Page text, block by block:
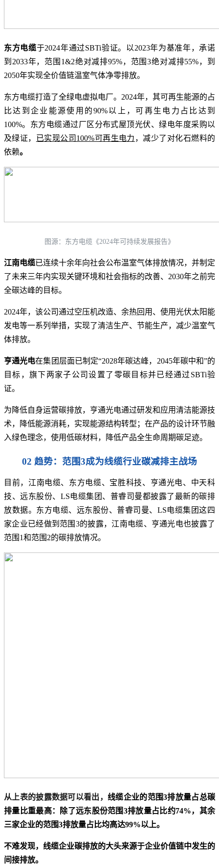
东方电缆于2024年通过SBTi验证。以2023年为基准年，承诺
到2033年，范围1&2绝对减排95%，范围3绝对减排55%，到
2050年实现全价值链温室气体净零排放。
东方电缆打造了全绿电虚拟电厂。2024年，其可再生能源的占
比达到企业能源使用的90%以上，可再生电力占比达到
100%。东方电缆通过厂区分布式屋顶光伏、绿电年度采购以
及绿证， 已实现公司100%可再生电力 ，减少了对化石燃料的
依赖。
图源：东方电缆《2024年可持续发展报告》
江南电缆已连续十余年向社会公布温室气体排放情况，并制定
了未来三年内实现关键环境和社会指标的改善、2030年之前完
全碳达峰的目标。
2024年，该公司通过空压机改造、余热回用、使用光伏太阳能
发电等一系列举措，实现了清洁生产、节能生产，减少温室气
体排放。
亨通光电在集团层面已制定“2028年碳达峰，2045年碳中和”的
目标，旗下两家子公司设置了零碳目标并已经通过SBTi验
证。
为降低自身运营碳排放，亨通光电通过研发和应用清洁能源技
术，降低能源消耗，实现能源结构转型；在产品的设计环节融
入绿色理念，使用低碳材料，降低产品全生命周期碳足迹。
02 趋势：范围3成为线缆行业碳减排主战场
目前，江南电缆、东方电缆、宝胜科技、亨通光电、中天科
技、远东股份、LS电缆集团、普睿司曼都披露了最新的碳排
放数据。东方电缆、远东股份、普睿司曼、LS电缆集团这四
家企业已经做到范围3的披露，江南电缆、亨通光电也披露了
范围1和范围2的碳排放情况。
从上表的披露数据可以看出， 线缆企业的范围3排放量占总碳
排量比重最高：除了远东股份范围3排放量占比约74%，其余
三家企业的范围3排放量占比均高达99%以上。
不难发现，线缆企业碳排放的大头来源于企业价值链中发生的
间接排放。